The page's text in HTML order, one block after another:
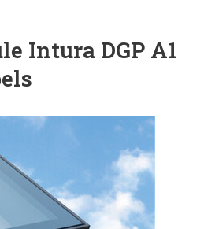
Intura DGP A1